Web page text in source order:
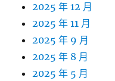
2025 年 12 月
2025 年 11 月
2025 年 9 月
2025 年 8 月
2025 年 5 月